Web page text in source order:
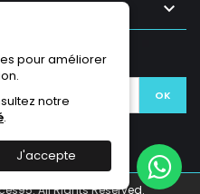

pour améliorer
notre
.
J'accepte
All Rights Reserved.